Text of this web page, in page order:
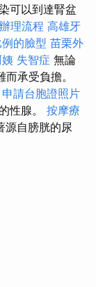
可以到達腎盆
理流程 高雄牙
的臉型 苗栗外
失智症 無論
承受負擔。
申請台胞證照片
性腺。 按摩療
源自膀胱的尿